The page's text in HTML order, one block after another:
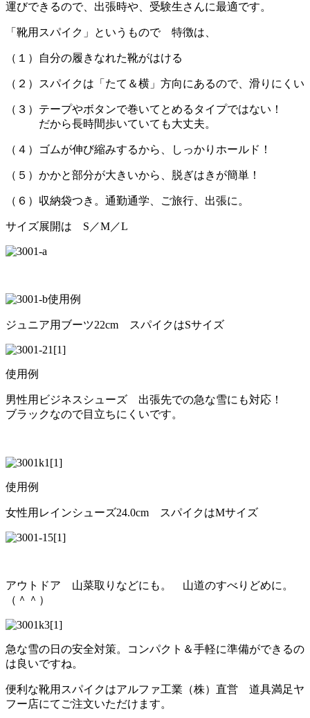
運びできるので、出張時や、受験生さんに最適です。
「靴用スパイク」というもので 特徴は、
（１）自分の履きなれた靴がはける
（２）スパイクは「たて＆横」方向にあるので、滑りにくい
（３）テープやボタンで巻いてとめるタイプではない！
だから長時間歩いていても大丈夫。
（４）ゴムが伸び縮みするから、しっかりホールド！
（５）かかと部分が大きいから、脱ぎはきが簡単！
（６）収納袋つき。通勤通学、ご旅行、出張に。
サイズ展開は S／M／L
使用例
ジュニア用ブーツ22cm スパイクはSサイズ
使用例
男性用ビジネスシューズ 出張先での急な雪にも対応！
ブラックなので目立ちにくいです。
使用例
女性用レインシューズ24.0cm スパイクはMサイズ
アウトドア 山菜取りなどにも。 山道のすべりどめに。
（＾＾）
急な雪の日の安全対策。コンパクト＆手軽に準備ができるの
は良いですね。
便利な靴用スパイクはアルファ工業（株）直営 道具満足ヤ
フー店にてご注文いただけます。